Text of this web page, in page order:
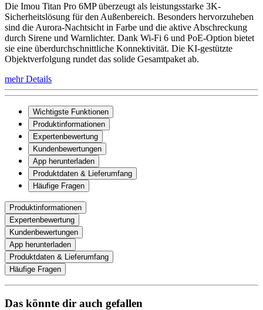
Die Imou Titan Pro 6MP überzeugt als leistungsstarke 3K-
Sicherheitslösung für den Außenbereich. Besonders hervorzuheben
sind die Aurora-Nachtsicht in Farbe und die aktive Abschreckung
durch Sirene und Warnlichter. Dank Wi-Fi 6 und PoE-Option bietet
sie eine überdurchschnittliche Konnektivität. Die KI-gestützte
Objektverfolgung rundet das solide Gesamtpaket ab.
mehr Details
Wichtigste Funktionen
Produktinformationen
Expertenbewertung
Kundenbewertungen
App herunterladen
Produktdaten & Lieferumfang
Häufige Fragen
Produktinformationen
Expertenbewertung
Kundenbewertungen
App herunterladen
Produktdaten & Lieferumfang
Häufige Fragen
Das könnte dir auch gefallen